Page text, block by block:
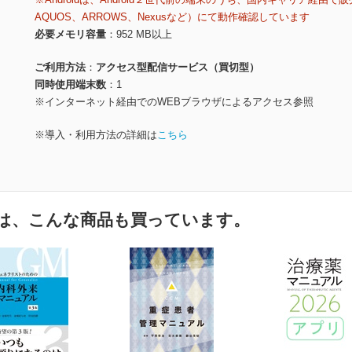
AQUOS、ARROWS、Nexusなど）にて動作確認しています
必要メモリ容量
952 MB以上
ご利用方法
アクセス型配信サービス（買切型）
同時使用端末数
1
※インターネット経由でのWEBブラウザによるアクセス参照
※導入・利用方法の詳細はこちら
、こんな商品も買っています。